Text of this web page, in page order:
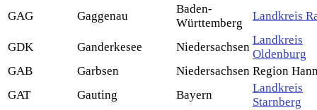
GAG Gaggenau
Baden-
Württemberg
Landkreis
GDK Ganderkesee Niedersachsen
Landkreis
Oldenburg
GAB
Garbsen Niedersachsen Region
GAT
Gauting Bayern
Landkreis
Starnberg